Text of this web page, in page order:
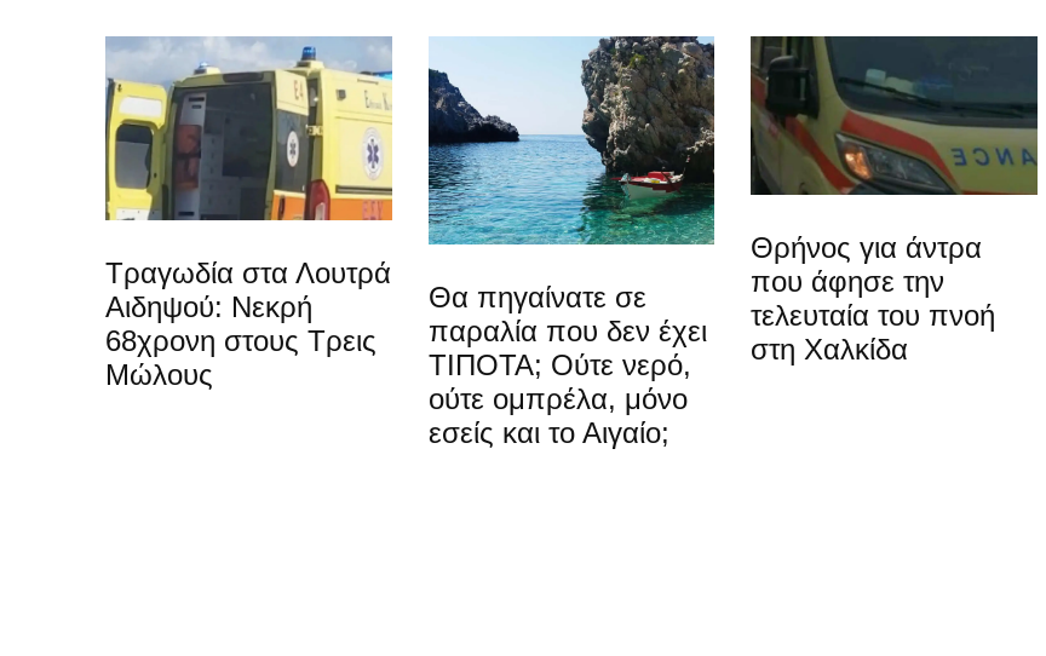
Τραγωδία στα Λουτρά
Αιδηψού: Νεκρή
68χρονη στους Τρεις
Μώλους
Θα πηγαίνατε σε
παραλία που δεν έχει
ΤΙΠΟΤΑ; Ούτε νερό,
ούτε ομπρέλα, μόνο
εσείς και το Αιγαίο;
Θρήνος για άντρα
που άφησε την
τελευταία του πνοή
στη Χαλκίδα